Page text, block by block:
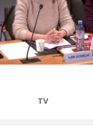
CATEGORIES
TV